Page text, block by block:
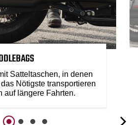
Satteltaschen, in denen
Nötigste transportieren
auf längere Fahrten.